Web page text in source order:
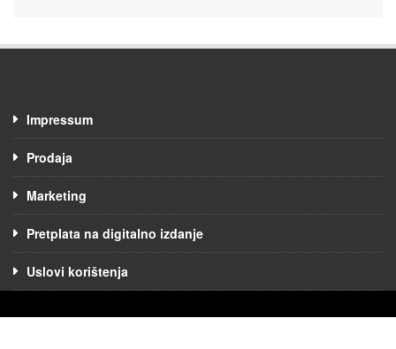
Impressum
Prodaja
Marketing
Pretplata na digitalno izdanje
Uslovi korištenja